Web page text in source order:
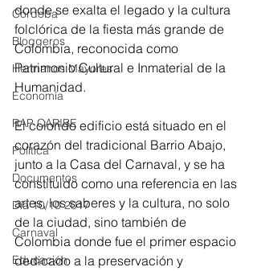
Córdoba
Bloggeros
Hermanos Mayores
Economía
RAP CARIBE
Política
Documentos
Día 10/10 2017
Carnaval
Educación
donde se exalta el legado y la cultura
folclórica de la fiesta más grande de
Colombia, reconocida como
Patrimonio Cultural e Inmaterial de la
Humanidad.
El colorido edificio está situado en el
corazón del tradicional Barrio Abajo,
junto a la Casa del Carnaval, y se ha
constituido como una referencia en las
artes, los saberes y la cultura, no solo
de la ciudad, sino también de
Colombia donde fue el primer espacio
dedicado a la preservación y